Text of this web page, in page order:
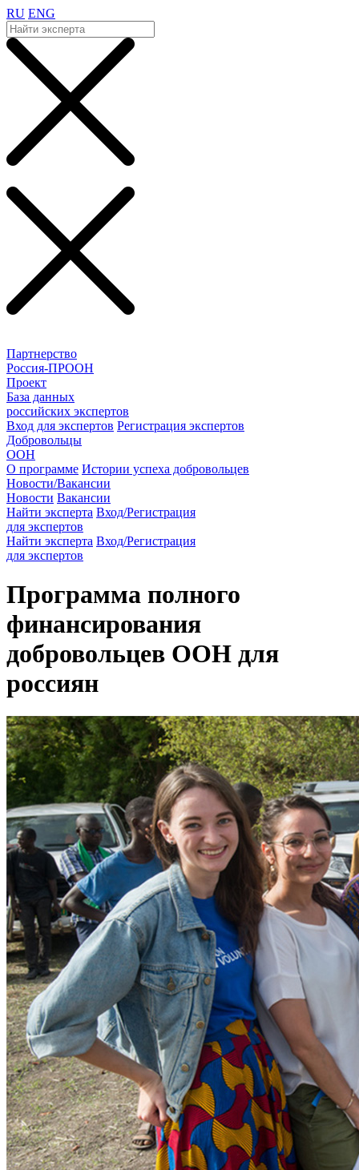
RU ENG
Партнерство
Россия-ПРООН
Проект
База данных
российских экспертов
Вход для экспертов Регистрация экспертов
Добровольцы
ООН
О программе Истории успеха добровольцев
Новости/Вакансии
Новости Вакансии
Найти эксперта Вход/Регистрация
для экспертов
Найти эксперта Вход/Регистрация
для экспертов
Программа полного
финансирования
добровольцев ООН для
россиян